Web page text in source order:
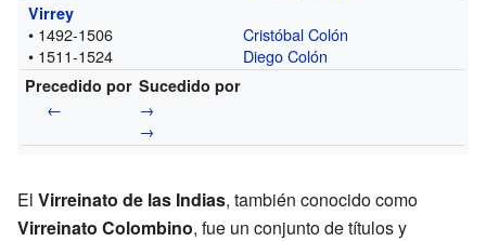
Virrey
• 1492-1506
• 1511-1524
Cristóbal Colón
Diego Colón
Precedido por Sucedido por
←
→
→
El Virreinato de las Indias, también conocido como
Virreinato Colombino, fue un conjunto de títulos y